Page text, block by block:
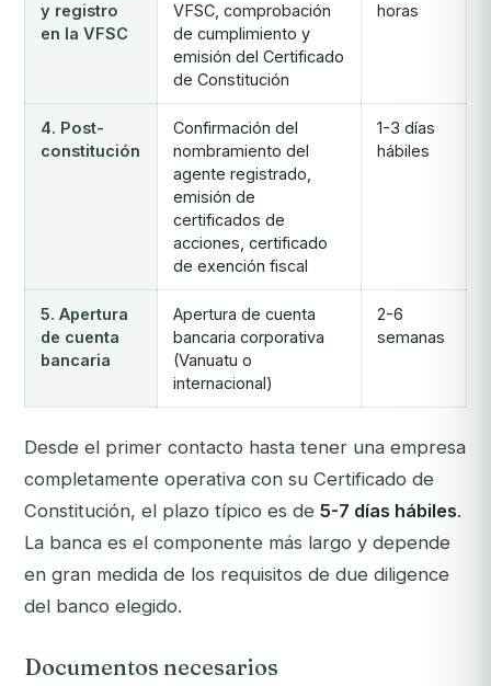
y registro
en la VFSC
VFSC, comprobación
de cumplimiento y
emisión del Certificado
de Constitución
horas
4. Post-
constitución
Confirmación del
nombramiento del
agente registrado,
emisión de
certificados de
acciones, certificado
de exención fiscal
1-3 días
hábiles
5. Apertura
de cuenta
bancaria
Apertura de cuenta
bancaria corporativa
(Vanuatu o
internacional)
2-6
semanas
Desde el primer contacto hasta tener una empresa
completamente operativa con su Certificado de
Constitución, el plazo típico es de 5-7 días hábiles.
La banca es el componente más largo y depende
en gran medida de los requisitos de due diligence
del banco elegido.
Documentos necesarios